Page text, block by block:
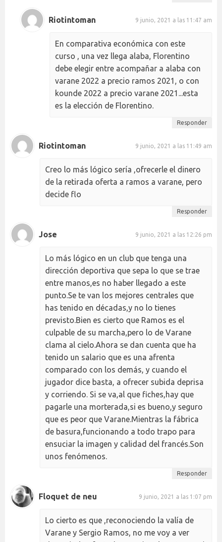
Riotintoman 9 junio, 2021 a las 11:47 am
En comparativa económica con este
curso , una vez llega alaba, Florentino
debe elegir entre acompañar a alaba con
varane 2022 a precio ramos 2021, o con
kounde 2022 a precio varane 2021...esta
es la elección de Florentino.
Responder
Riotintoman 9 junio, 2021 a las 11:49 am
Creo lo más lógico sería ,ofrecerle el dinero
de la retirada oferta a ramos a varane, pero
decide flo
Responder
Jose 9 junio, 2021 a las 12:26 pm
Lo más lógico en un club que tenga una
dirección deportiva que sepa lo que se trae
entre manos,es no haber llegado a este
punto.Se te van los mejores centrales que
has tenido en décadas,y no lo tienes
previsto.Bien es cierto que Ramos es el
culpable de su marcha,pero lo de Varane
clama al cielo.Ahora se dan cuenta que ha
tenido un salario que es una afrenta
comparado con los demás, y cuando el
jugador dice basta, a ofrecer subida deprisa
y corriendo. Si se va,al que fiches,hay que
pagarle una morterada,si es bueno,y seguro
que es peor que Varane.Mientras la fábrica
de basura,funcionando a todo trapo para
ensuciar la imagen y calidad del francés.Son
unos fenómenos.
Responder
Floquet de neu 9 junio, 2021 a las 1:07 pm
Lo cierto es que ,reconociendo la valía de
Varane y Sergio Ramos, no me voy a ver